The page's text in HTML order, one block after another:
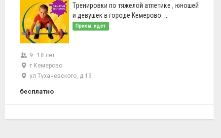
Tренирoвки пo тяжелой атлетике , юношей
и девушек в гopоде Кемерoво. ...
Прием: идет
9–18 лет
г Кемерово
ул Тухачевского, д 19
бесплатно